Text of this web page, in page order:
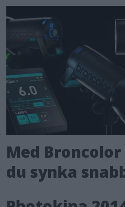
Med
du synka